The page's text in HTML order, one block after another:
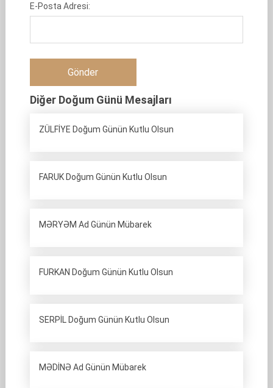
E-Posta Adresi:
Diğer Doğum Günü Mesajları
ZÜLFİYE Doğum Günün Kutlu Olsun
FARUK Doğum Günün Kutlu Olsun
MƏRYƏM Ad Günün Mübarek
FURKAN Doğum Günün Kutlu Olsun
SERPİL Doğum Günün Kutlu Olsun
MƏDİNƏ Ad Günün Mübarek